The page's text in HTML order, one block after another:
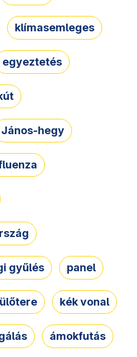
klímasemleges
egyeztetés
János-hegy
gyűlés panel
kék vonal
ámokfutás